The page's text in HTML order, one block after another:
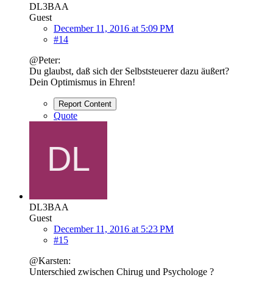
DL3BAA
Guest
December 11, 2016 at 5:09 PM
#14
@Peter:
Du glaubst, daß sich der Selbststeuerer dazu äußert?
Dein Optimismus in Ehren!
Report Content
Quote
DL3BAA
Guest
December 11, 2016 at 5:23 PM
#15
@Karsten:
Unterschied zwischen Chirug und Psychologe ?